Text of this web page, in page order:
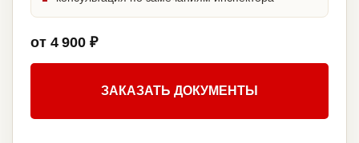
от 4 900 ₽
ЗАКАЗАТЬ ДОКУМЕНТЫ